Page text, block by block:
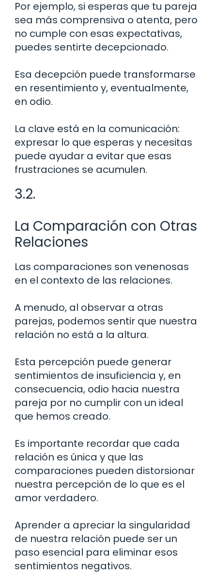
Por ejemplo, si esperas que tu pareja
sea más comprensiva o atenta, pero
no cumple con esas expectativas,
puedes sentirte decepcionado.
Esa decepción puede transformarse
en resentimiento y, eventualmente,
en odio.
La clave está en la comunicación:
expresar lo que esperas y necesitas
puede ayudar a evitar que esas
frustraciones se acumulen.
3.2.
La Comparación con Otras
Relaciones
Las comparaciones son venenosas
en el contexto de las relaciones.
A menudo, al observar a otras
parejas, podemos sentir que nuestra
relación no está a la altura.
Esta percepción puede generar
sentimientos de insuficiencia y, en
consecuencia, odio hacia nuestra
pareja por no cumplir con un ideal
que hemos creado.
Es importante recordar que cada
relación es única y que las
comparaciones pueden distorsionar
nuestra percepción de lo que es el
amor verdadero.
Aprender a apreciar la singularidad
de nuestra relación puede ser un
paso esencial para eliminar esos
sentimientos negativos.